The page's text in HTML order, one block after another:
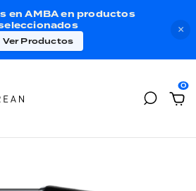
×
en AMBA en productos
Ver Productos
0